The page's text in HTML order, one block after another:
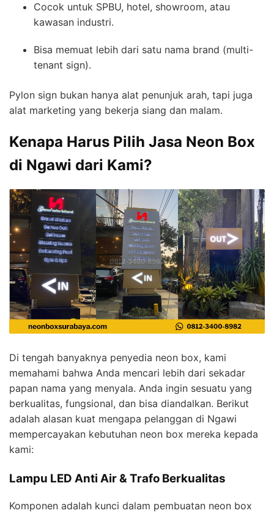
Cocok untuk SPBU, hotel, showroom, atau
kawasan industri.
Bisa memuat lebih dari satu nama brand (multi-
tenant sign).
Pylon sign bukan hanya alat penunjuk arah, tapi juga
alat marketing yang bekerja siang dan malam.
Kenapa Harus Pilih Jasa Neon Box
di Ngawi dari Kami?
Di tengah banyaknya penyedia neon box, kami
memahami bahwa Anda mencari lebih dari sekadar
papan nama yang menyala. Anda ingin sesuatu yang
berkualitas, fungsional, dan bisa diandalkan. Berikut
adalah alasan kuat mengapa pelanggan di Ngawi
mempercayakan kebutuhan neon box mereka kepada
kami:
Lampu LED Anti Air & Trafo Berkualitas
Komponen adalah kunci dalam pembuatan neon box